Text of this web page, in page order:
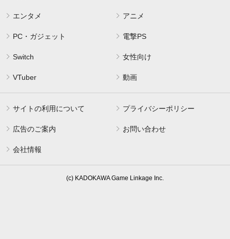
エンタメ アニメ
PC・ガジェット 電撃PS
Switch 女性向け
VTuber 動画
サイトの利用について プライバシーポリシー
広告のご案内 お問い合わせ
会社情報
(c) KADOKAWA Game Linkage Inc.